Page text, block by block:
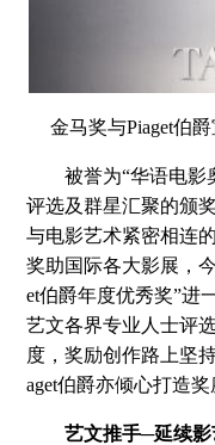
金马奖与Piaget伯
被誉为“华语电影
评选及群星汇聚的颁
与电影艺术紧密相连
奖助国际各大影展，
et伯爵年度优秀奖”进
艺文各界专业人士评
度，奖励创作路上坚
aget伯爵亦倾心打造
艺文推手─延续影